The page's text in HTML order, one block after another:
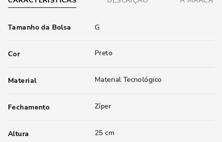
Tamanho da Bolsa G
Cor Preto
Material Material Tecnológico
Fechamento Zíper
Altura 25 cm